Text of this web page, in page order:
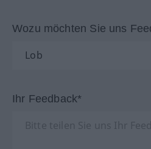
Wozu möchten Sie uns
Ihr Feedback*